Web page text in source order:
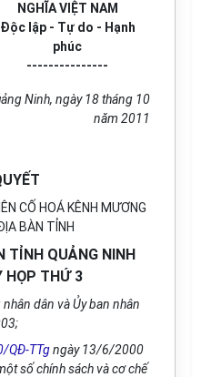
NGHĨA VIỆT NAM
Độc lập - Tự do - Hạnh
phúc
---------------
Ninh, ngày 18 tháng 10
năm 2011
CỐ HOÁ KÊNH MƯƠNG
BÀN TỈNH
TỈNH QUẢNG NINH
HỌP THỨ 3
dân và Ủy ban nhân
QĐ-TTgngày 13/6/2000
số chính sách và cơ chế